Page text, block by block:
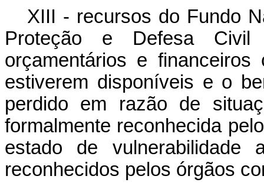
XIII - recursos do Fundo
Proteção e Defesa Civil
orçamentários e
estiverem disponíveis e o
perdido em razão de
formalmente reconhecida
estado de vulnerabilidade
reconhecidos pelos órgãos